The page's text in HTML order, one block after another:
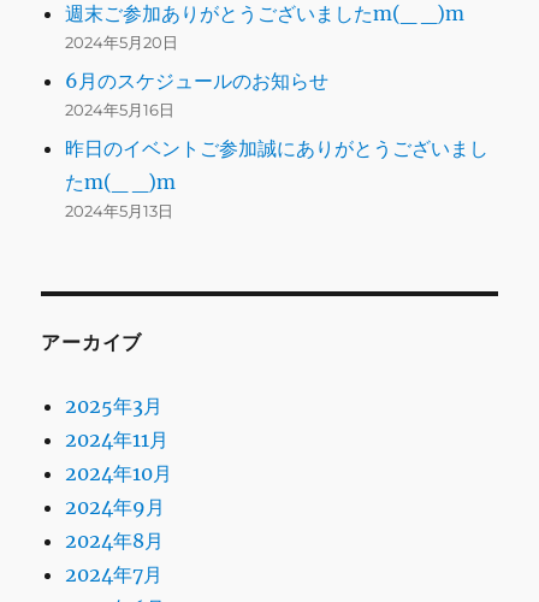
週末ご参加ありがとうございましたm(_ _)m
2024年5月20日
6月のスケジュールのお知らせ
2024年5月16日
昨日のイベントご参加誠にありがとうございまし
たm(_ _)m
2024年5月13日
アーカイブ
2025年3月
2024年11月
2024年10月
2024年9月
2024年8月
2024年7月